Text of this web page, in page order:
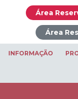
Área
Área
INFORMAÇÃO